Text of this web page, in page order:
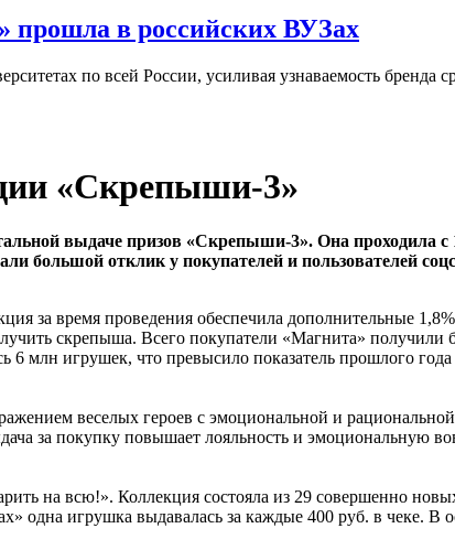
прошла в российских ВУЗах
по всей России, усиливая узнаваемость бренда
«Скрепыши-3»
выдаче призов «Скрепыши-3». Она проходила
большой отклик у покупателей и пользователей
за время проведения обеспечила дополнительные
скрепыша. Всего покупатели «Магнита»
млн игрушек, что превысило показатель прошлого
веселых героев с эмоциональной и рациональной
за покупку повышает лояльность и эмоциональную
на всю!». Коллекция состояла из 29 совершенно
одна игрушка выдавалась за каждые 400 руб. в чеке. В